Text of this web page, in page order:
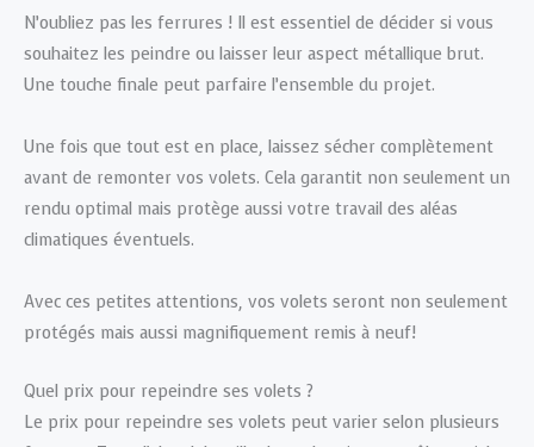
N’oubliez pas les ferrures ! Il est essentiel de décider si vous
souhaitez les peindre ou laisser leur aspect métallique brut.
Une touche finale peut parfaire l’ensemble du projet.
Une fois que tout est en place, laissez sécher complètement
avant de remonter vos volets. Cela garantit non seulement un
rendu optimal mais protège aussi votre travail des aléas
climatiques éventuels.
Avec ces petites attentions, vos volets seront non seulement
protégés mais aussi magnifiquement remis à neuf!
Quel prix pour repeindre ses volets ?
Le prix pour repeindre ses volets peut varier selon plusieurs